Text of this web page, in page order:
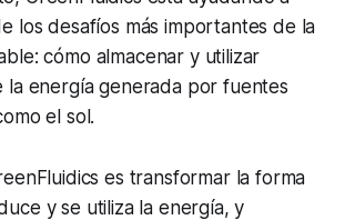
los desafíos más importantes de la
cómo almacenar y utilizar
la energía generada por fuentes
el sol.
es transformar la forma
y se utiliza la energía, y